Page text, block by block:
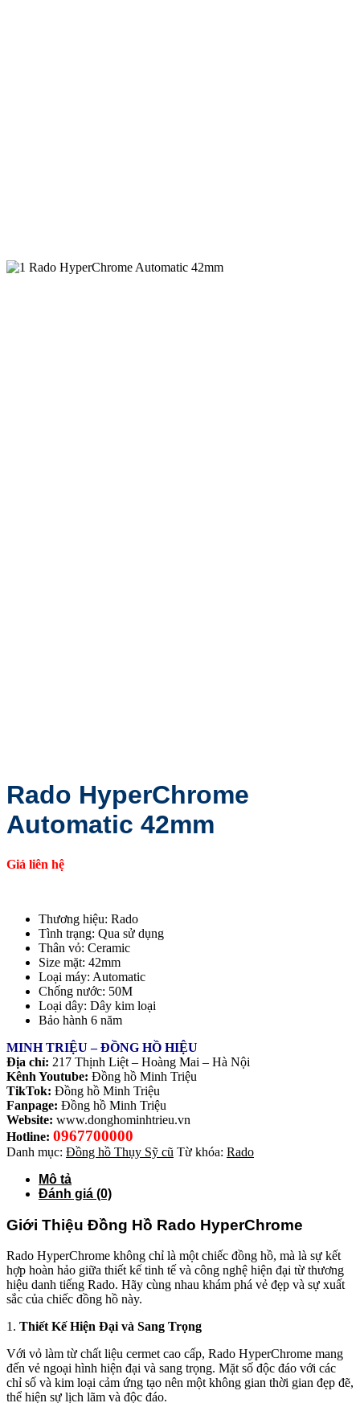
Rado HyperChrome
Automatic 42mm
Giá liên hệ
Thương hiệu: Rado
Tình trạng: Qua sử dụng
Thân vỏ: Ceramic
Size mặt: 42mm
Loại máy: Automatic
Chống nước: 50M
Loại dây: Dây kim loại
Bảo hành 6 năm
MINH TRIỆU – ĐỒNG HỒ HIỆU
Địa chỉ: 217 Thịnh Liệt – Hoàng Mai – Hà Nội
Kênh Youtube: Đồng hồ Minh Triệu
TikTok: Đồng hồ Minh Triệu
Fanpage: Đồng hồ Minh Triệu
Website: www.donghominhtrieu.vn
Hotline: 0967700000
Danh mục: Đồng hồ Thụy Sỹ cũ Từ khóa: Rado
Mô tả
Đánh giá (0)
Giới Thiệu Đồng Hồ Rado HyperChrome
Rado HyperChrome không chỉ là một chiếc đồng hồ, mà là sự kết
hợp hoàn hảo giữa thiết kế tinh tế và công nghệ hiện đại từ thương
hiệu danh tiếng Rado. Hãy cùng nhau khám phá vẻ đẹp và sự xuất
sắc của chiếc đồng hồ này.
1. Thiết Kế Hiện Đại và Sang Trọng
Với vỏ làm từ chất liệu cermet cao cấp, Rado HyperChrome mang
đến vẻ ngoại hình hiện đại và sang trọng. Mặt số độc đáo với các
chỉ số và kim loại cảm ứng tạo nên một không gian thời gian đẹp đẽ,
thể hiện sự lịch lãm và độc đáo.